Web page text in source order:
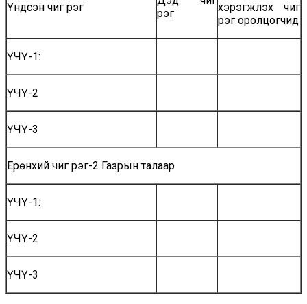
Үндсэн чиг үүрэг
үүрэг
хэрэгжүүлэх чиг
үүрэг оролцогчид
ҮЧҮ-1:
ҮЧҮ-2
ҮЧҮ-3
Ерөнхий чиг үүрэг-2 Газрын талаар
ҮЧҮ-1:
ҮЧҮ-2
ҮЧҮ-3